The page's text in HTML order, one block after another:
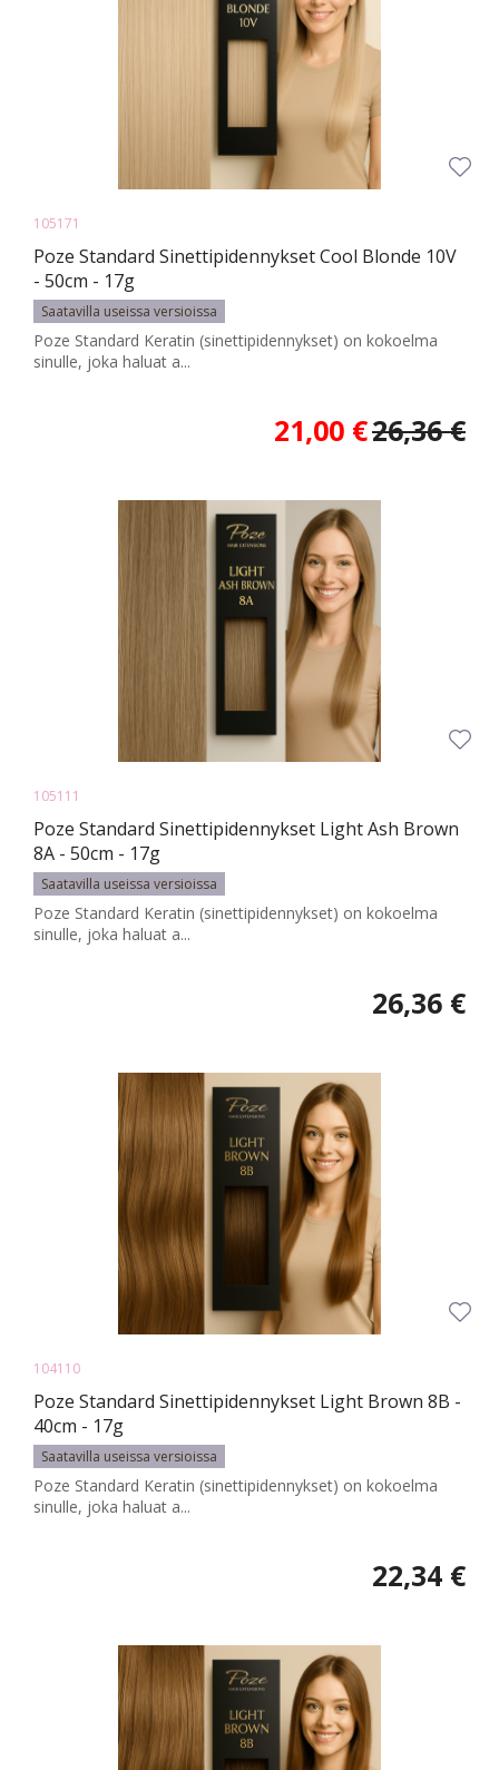
105171
Poze Standard Sinettipidennykset Cool Blonde 10V
- 50cm - 17g
Saatavilla useissa versioissa
Poze Standard Keratin (sinettipidennykset) on kokoelma
sinulle, joka haluat a...
21,00 €26,36 €
105111
Poze Standard Sinettipidennykset Light Ash Brown
8A - 50cm - 17g
Saatavilla useissa versioissa
Poze Standard Keratin (sinettipidennykset) on kokoelma
sinulle, joka haluat a...
26,36 €
104110
Poze Standard Sinettipidennykset Light Brown 8B -
40cm - 17g
Saatavilla useissa versioissa
Poze Standard Keratin (sinettipidennykset) on kokoelma
sinulle, joka haluat a...
22,34 €